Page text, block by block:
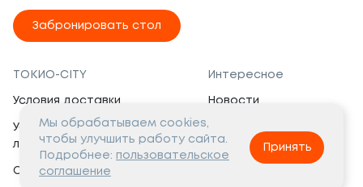
Забронировать стол
ТОКИО-CITY
Условия доставки
Условия программы
лояльности
Сертификаты
Интересное
Новости
Вакансии
Социальная жизнь
Мы обрабатываем cookies,
чтобы улучшить работу сайта.
Подробнее: пользовательское
соглашение
Принять